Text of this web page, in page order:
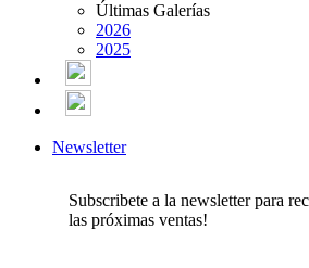
Últimas Galerías
2026
2025
Newsletter
Subscribete a la newsletter para
las próximas ventas!